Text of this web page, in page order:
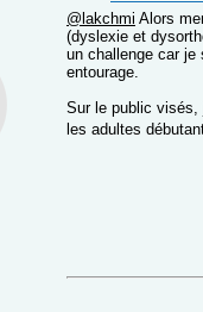
@lakchmi Alors
(dyslexie et
un challenge car
entourage.
Sur le public visés,
les adultes